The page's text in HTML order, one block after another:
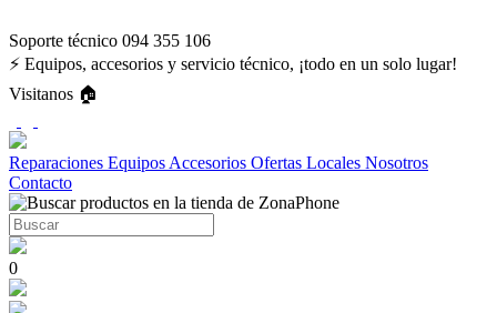
Soporte técnico 094 355 106
⚡ Equipos, accesorios y servicio técnico, ¡todo en un solo lugar!
Visitanos 🏠
Reparaciones Equipos Accesorios Ofertas Locales Nosotros
Contacto
0